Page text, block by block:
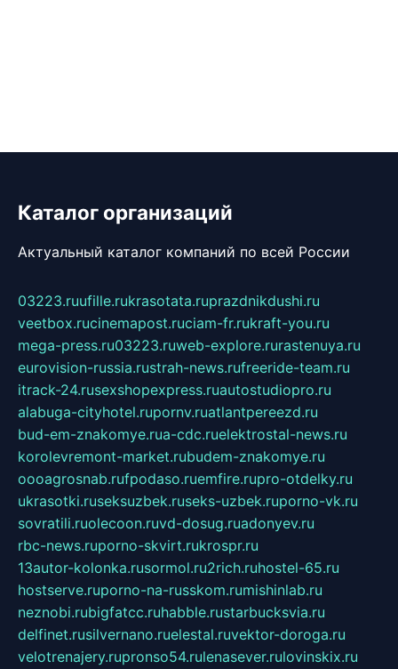
Каталог организаций
Актуальный каталог компаний по всей России
03223.ruufille.rukrasotata.ruprazdnikdushi.ru
veetbox.rucinemapost.ruciam-fr.rukraft-you.ru
mega-press.ru03223.ruweb-explore.rurastenuya.ru
eurovision-russia.rustrah-news.rufreeride-team.ru
itrack-24.rusexshopexpress.ruautostudiopro.ru
alabuga-cityhotel.rupornv.ruatlantpereezd.ru
bud-em-znakomye.rua-cdc.ruelektrostal-news.ru
korolevremont-market.rubudem-znakomye.ru
oooagrosnab.rufpodaso.ruemfire.rupro-otdelky.ru
ukrasotki.ruseksuzbek.ruseks-uzbek.ruporno-vk.ru
sovratili.ruolecoon.ruvd-dosug.ruadonyev.ru
rbc-news.ruporno-skvirt.rukrospr.ru
13autor-kolonka.rusormol.ru2rich.ruhostel-65.ru
hostserve.ruporno-na-russkom.rumishinlab.ru
neznobi.rubigfatcc.ruhabble.rustarbucksvia.ru
delfinet.rusilvernano.ruelestal.ruvektor-doroga.ru
velotrenajery.rupronso54.rulenasever.rulovinskix.ru